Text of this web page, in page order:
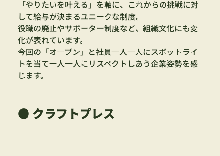
「やりたいを叶える」を軸に、これからの挑戦に対
して給与が決まるユニークな制度。
役職の廃止やサポーター制度など、組織文化にも変
化が表れています。
今回の「オープン」と社員一人一人にスポットライ
トを当て一人一人にリスペクトしあう企業姿勢を感
じます。
● クラフトプレス